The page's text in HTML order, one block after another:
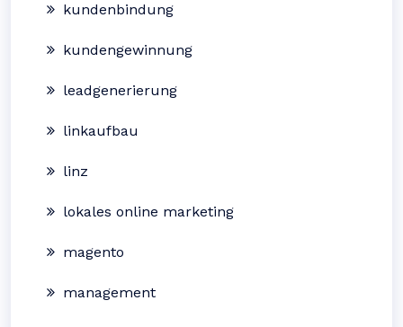
kundenbindung
kundengewinnung
leadgenerierung
linkaufbau
linz
lokales online marketing
magento
management